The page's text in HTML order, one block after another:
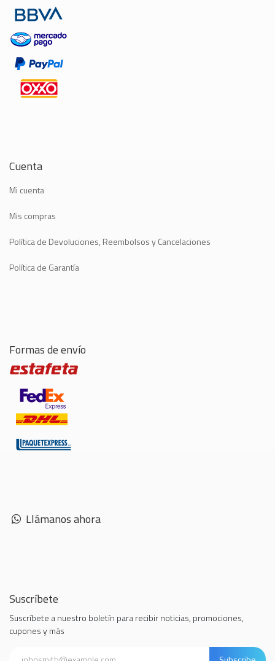
Cuenta
Mi cuenta
Mis compras
Política de Devoluciones, Reembolsos y Cancelaciones
Política de Garantía
Formas de envío
Llámanos ahora
Suscríbete
Suscríbete a nuestro boletín para recibir noticias, promociones,
cupones y más